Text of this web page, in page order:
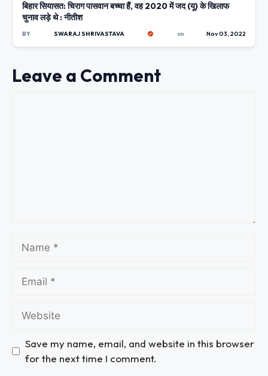
बिहार सियासत: चिराग पासवान बच्चा हैं, वह 2020 में जद (यू) के खिलाफ
चुनाव लड़े थे : नीतीश
BY SWARAJ SHRIVASTAVA on Nov 03, 2022
Leave a Comment
Save my name, email, and website in this browser
for the next time I comment.